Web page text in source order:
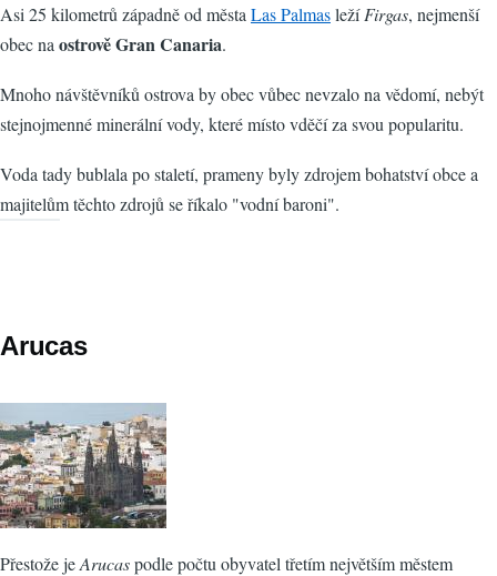
Asi 25 kilometrů západně od města Las PalmasležíFirgas, nejmenší
obec na ostrově Gran Canaria.
Mnoho návštěvníků ostrova by obec vůbec nevzalo na vědomí, nebýt
stejnojmenné minerální vody, které místo vděčí za svou popularitu.
Voda tady bublala po staletí, prameny byly zdrojem bohatství obce a
majitelům těchto zdrojů se říkalo "vodní baroni".
Arucas
Přestože jeArucaspodle počtu obyvatel třetím největším městem